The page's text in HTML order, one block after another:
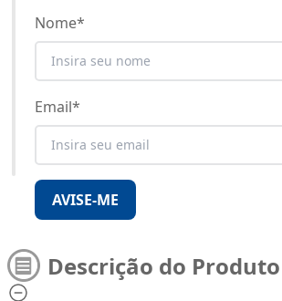
Nome*
Email*
AVISE-ME
Descrição do Produto